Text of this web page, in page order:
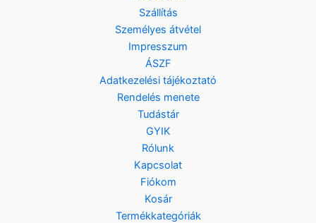
Szállítás
Személyes átvétel
Impresszum
ÁSZF
Adatkezelési tájékoztató
Rendelés menete
Tudástár
GYIK
Rólunk
Kapcsolat
Fiókom
Kosár
Termékkategóriák